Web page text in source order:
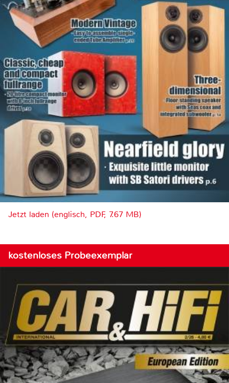
Jetzt laden (englisch, PDF, 7.67 MB)
kostenloses Probeexemplar